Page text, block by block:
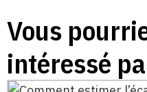
Vous
intéressé